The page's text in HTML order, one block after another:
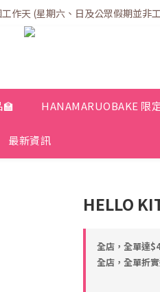
作天 (星期六、日及公眾假期並非
作天 (星期六、日及公眾假期並非
運費 | 滿$200免自取點運費
作天 (星期六、日及公眾假期並非
HANAMARUOBAKE 限
最新資訊
HELLO
全店，全單達
全店，全單折